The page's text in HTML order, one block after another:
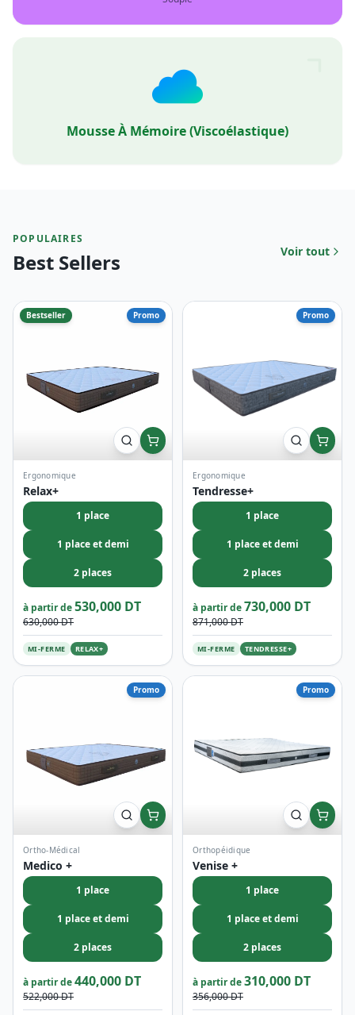
Mousse À Mémoire (viscoélastique)
POPULAIRES
Best Sellers Voir tout
Bestseller Promo
Ergonomique
Relax+
1 place
1 place et demi
2 places
à partir de530,000 DT
630,000 DT
MI-FERME RELAX+
Promo
Ergonomique
Tendresse+
1 place
1 place et demi
2 places
à partir de730,000 DT
871,000 DT
MI-FERME TENDRESSE+
Promo
Ortho-Médical
Medico +
1 place
1 place et demi
2 places
à partir de440,000 DT
522,000 DT
Promo
Orthopéidique
Venise +
1 place
1 place et demi
2 places
à partir de310,000 DT
356,000 DT